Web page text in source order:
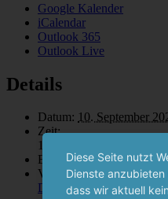
Google Kalender
iCalendar
Outlook 365
Outlook Live
Details
Datum: 10. September
Zeit:
11:00 - 15:00
Eintritt: Kostenlos
Veranstaltungskategorien:
Denkmals
Diese Seite nutzt
Dienste
dass wir aktuell